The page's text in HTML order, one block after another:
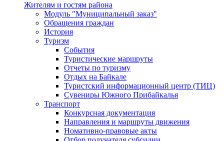
Жителям и гостям района
Модуль "Муниципальный заказ"
Обращения граждан
История
Туризм
События
Туристические маршруты
Отчеты по туризму
Отдых на Байкале
Туристский информационный центр (ТИЦ)
Сувениры Южного Прибайкалья
Транспорт
Конкурсная документация
Направления и маршруты движения
Номативно-правовые акты